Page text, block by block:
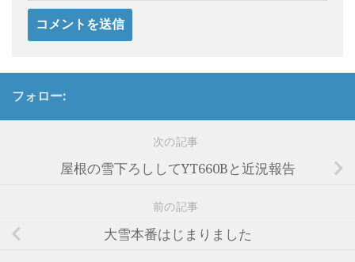
フォロー:
次の記事
屋根の雪下ろししてYT660Bと近況報告
前の記事
大雪本番はじまりました